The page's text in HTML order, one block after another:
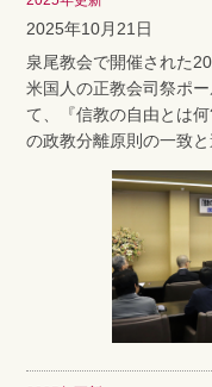
2025年10月21日
泉尾教会で開催された
米国人の正教会司祭ポ
て、『信教の自由とは
の政教分離原則の一致